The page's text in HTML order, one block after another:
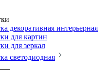
декоративная интерьерная
для картин
для зеркал
светодиодная